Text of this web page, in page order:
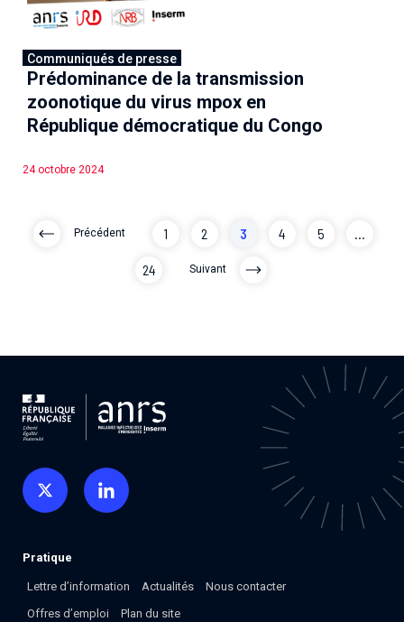
Communiqués de presse
Prédominance de la transmission
zoonotique du virus mpox en
République démocratique du Congo
24 octobre 2024
Précédent 1 2 3 4 5 ...
24 Suivant
Pratique
Lettre d’information Actualités
Nous contacter
Offres d’emploi
Plan du site